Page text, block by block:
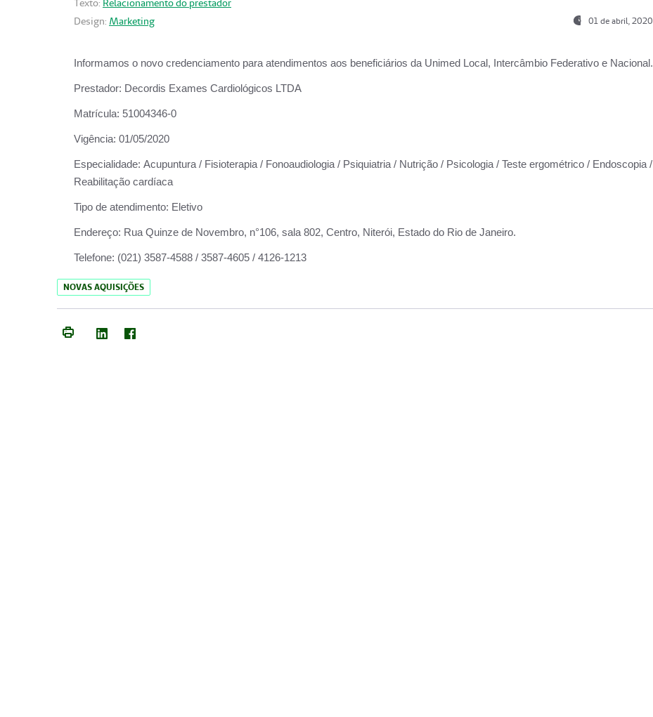
Texto: Relacionamento do prestador
Design: Marketing 01 de abril, 2020
Informamos o novo credenciamento para atendimentos aos beneficiários da Unimed Local, Intercâmbio Federativo e Nacional.
Prestador: Decordis Exames Cardiológicos LTDA
Matrícula: 51004346-0
Vigência: 01/05/2020
Especialidade: Acupuntura / Fisioterapia / Fonoaudiologia / Psiquiatria / Nutrição / Psicologia / Teste ergométrico / Endoscopia /
Reabilitação cardíaca
Tipo de atendimento: Eletivo
Endereço: Rua Quinze de Novembro, n°106, sala 802, Centro, Niterói, Estado do Rio de Janeiro.
Telefone: (021) 3587-4588 / 3587-4605 / 4126-1213
NOVAS AQUISIÇÕES